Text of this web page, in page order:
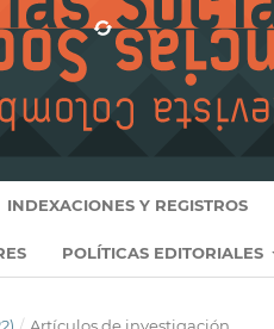
INDEXACIONES Y REGISTROS
POLÍTICAS EDITORIALES